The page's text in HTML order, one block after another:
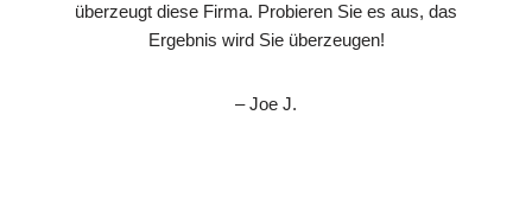
überzeugt diese Firma. Probieren Sie es aus, das
Ergebnis wird Sie überzeugen!
– Joe J.